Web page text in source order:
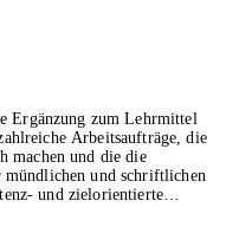
Ergänzung zum Lehrmittel
Arbeitsaufträge, die
machen und die die
und schriftlichen
und zielorientierte
an die einzelnen